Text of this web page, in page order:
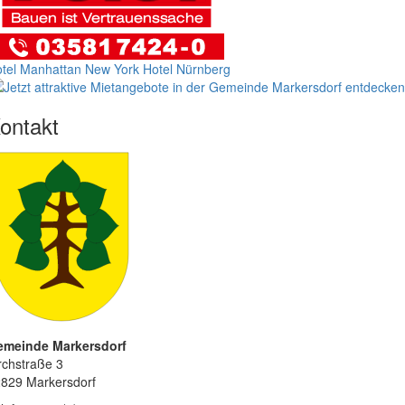
Manhattan New York Hotel Nürnberg
Markersdorf
3
Markersdorf